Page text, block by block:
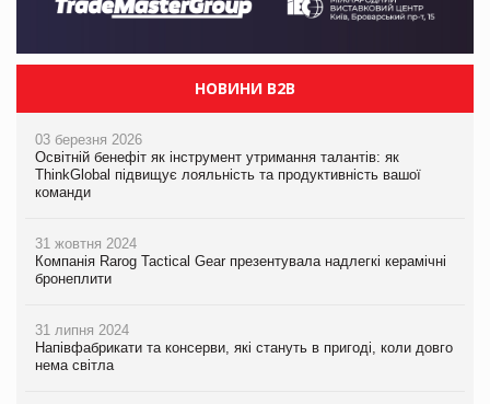
НОВИНИ B2B
03 березня 2026
Освітній бенефіт як інструмент утримання талантів: як
ThinkGlobal підвищує лояльність та продуктивність вашої
команди
31 жовтня 2024
Компанія Rarog Tactical Gear презентувала надлегкі керамічні
бронеплити
31 липня 2024
Напівфабрикати та консерви, які стануть в пригоді, коли довго
нема світла